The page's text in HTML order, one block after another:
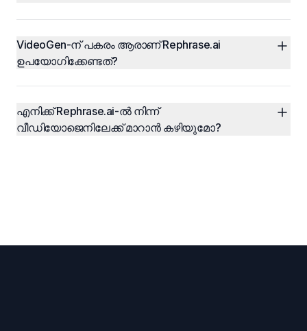
VideoGen-ന് പകരം ആരാണ് Rephrase.ai
ഉപയോഗിക്കേണ്ടത്?
എനിക്ക് Rephrase.ai-ൽ നിന്ന്
വീഡിയോജെനിലേക്ക് മാറാൻ കഴിയുമോ?